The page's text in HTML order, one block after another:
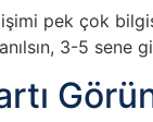
pek çok
3-5